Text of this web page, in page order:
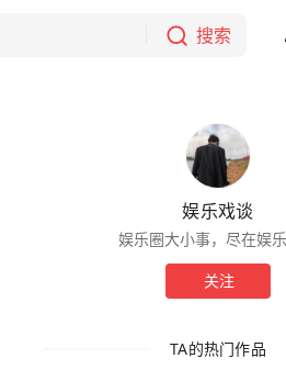
搜索
娱乐戏谈
娱乐圈大小事，尽在娱
关注
TA的热门作品